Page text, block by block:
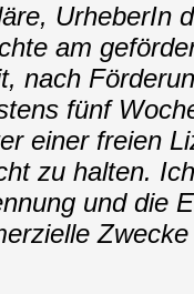
UrheberIn
am
nach
fünf
einer freien
zu halten.
und die